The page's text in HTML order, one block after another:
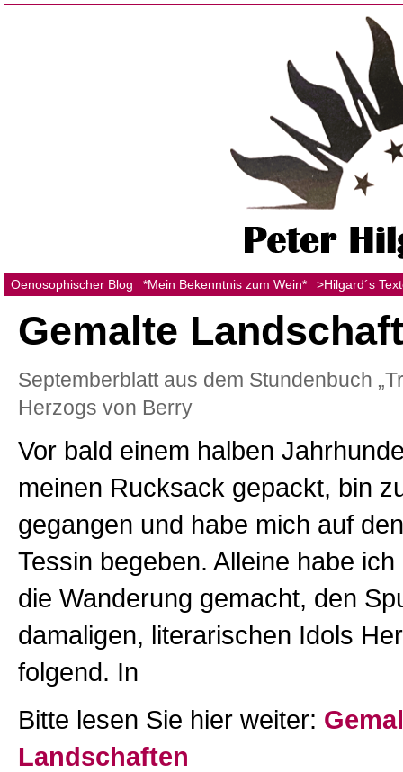
Oenosophischer Blog *Mein Bekenntnis zum Wein* >Hilgard´s
Gemalte
Septemberblatt aus dem Stundenbuch
Herzogs von Berry
Vor bald einem halben
meinen Rucksack gepackt, bin
gegangen und habe mich auf
Tessin begeben. Alleine habe
die Wanderung gemacht, den
damaligen, literarischen Idols
folgend. In
Bitte lesen Sie hier weiter:
Landschaften